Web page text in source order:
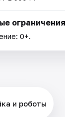
0+.
и роботы